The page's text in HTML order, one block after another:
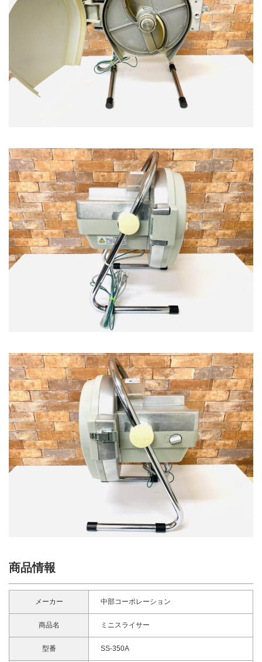
商品情報
メーカー 中部コーポレーション
商品名 ミニスライサー
型番 SS-350A